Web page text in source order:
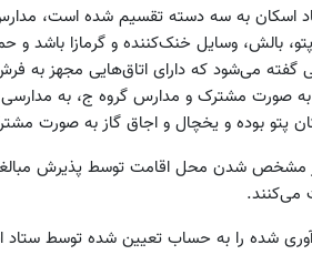
اسکان به سه دسته تقسیم شده است،
بالش، وسایل خنک‌کننده و گرمازا باشد و
می‌شود که دارای اتاق‌هایی مجهز به
به صورت مشترک و مدارس گروه ج، به
پتو بوده و یخچال و اجاق‌ گاز به صورت
مشخص شدن محل اقامت توسط پذیرش
می‌کنند.
شده را به حساب تعیین شده توسط